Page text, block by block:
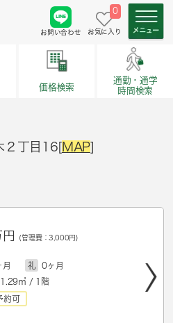
お問い合わせ
0
お気に入り
価格検索
通勤・通学
時間検索
２丁目16[MAP]
円 (管理費：3,000円)
月 礼
0ヶ月
㎡ / 1階
約可